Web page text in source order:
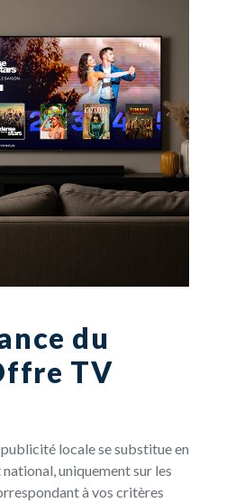
du
TV
locale se substitue en
uniquement sur les
à vos critères